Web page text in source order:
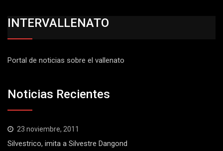
INTERVALLENATO
Portal de noticias sobre el vallenato
Noticias Recientes
23 noviembre, 2011
Silvestrico, imita a Silvestre Dangond